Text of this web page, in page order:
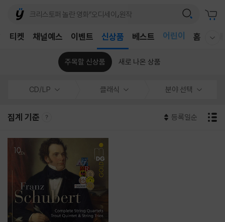
채널예스 이벤트 신상품 베스트
어린이
홈 국
티켓
주목할 신상품 새로 나온 상품
CD/LP 클래식 분야 선택
집계 기준 등록일순